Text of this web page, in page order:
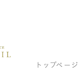
トップページ